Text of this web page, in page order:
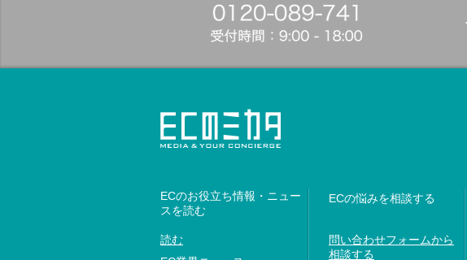
ECのお役立ち情報・ニュー
スを読む
読む
ECの悩みを相談する
問い合わせフォームから
相談する